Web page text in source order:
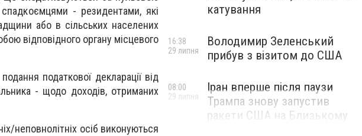
- резидентами, які
або в сільських населених
відповідного органу місцевого
податкової декларації від
- щодо доходів, отриманих
неповнолітніх осіб виконуються
катування
Володимир Зеленський
прибув з візитом до США
16:38
29 липня
Іран вперше після паузи
Трампа знову запустив
ракети США на Близькому
08:00
29 липня